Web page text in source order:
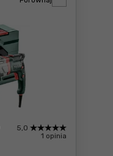
5,0
1 opinia